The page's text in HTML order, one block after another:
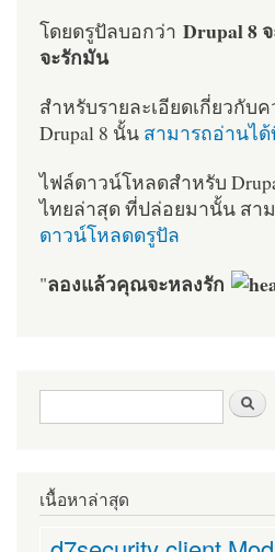
โดยดรูปัลบอกว่า Drupal 8
จะรักมัน
สำหรับรายละเอียดเกี่ยวกับ
Drupal 8 นั้น สามารถอ่านไ
ไฟล์ดาวน์โหลดสำหรับ
ไทยล่าสุด ที่ปล่อยมานั้น สา
ดาวน์โหลดดรูปัล
"ลองแล้วคุณจะหลงรัก
ฟอร์มค้นหา
เนื้อหาล่าสุด